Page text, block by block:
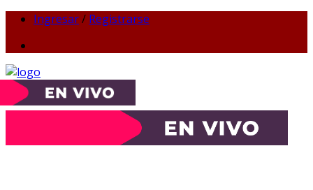
Ingresar/ Registrarse